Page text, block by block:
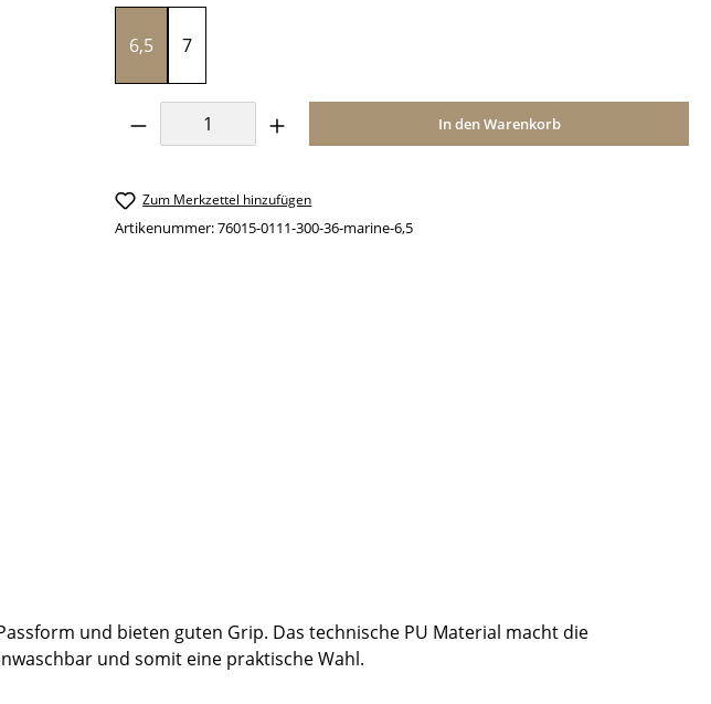
6,5 7
Produkt Anzahl: Gib den gewünschten Wert
In den Warenkorb
Zum Merkzettel hinzufügen
Artikenummer:76015-0111-300-36-marine-6,5
und bieten guten Grip. Das technische PU Material macht die
und somit eine praktische Wahl.